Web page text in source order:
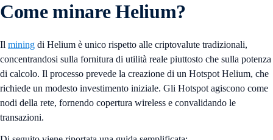
Come minare Helium?
Il mining di Helium è unico rispetto alle criptovalute tradizionali,
concentrandosi sulla fornitura di utilità reale piuttosto che sulla potenza
di calcolo. Il processo prevede la creazione di un Hotspot Helium, che
richiede un modesto investimento iniziale. Gli Hotspot agiscono come
nodi della rete, fornendo copertura wireless e convalidando le
transazioni.